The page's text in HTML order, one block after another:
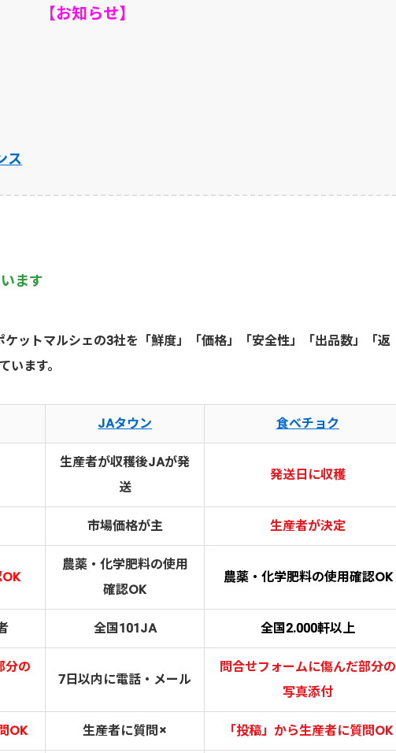
【お知らせ】
ス
ます
ットマルシェの3社を「鮮度」「価格」「安全性」「出品数」「返
ます。
JAタウン 食べチョク
生産者が収穫後JAが発
送
発送日に収穫
市場価格が主 生産者が決定
OK
農薬・化学肥料の使用
確認OK
農薬・化学肥料の使用確認OK
全国101JA 全国2.000軒以上
分の
7日以内に電話・メール
問合せフォームに傷んだ部分の
写真添付
OK 生産者に質問× 「投稿」から生産者に質問OK